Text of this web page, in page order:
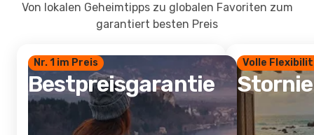
Von lokalen Geheimtipps zu globalen Favoriten zum
garantiert besten Preis
Nr. 1 im Preis
Bestpreisgarantie
Volle